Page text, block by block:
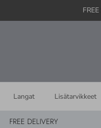
Langat Lisätarvikkeet
FREE DELIVERY